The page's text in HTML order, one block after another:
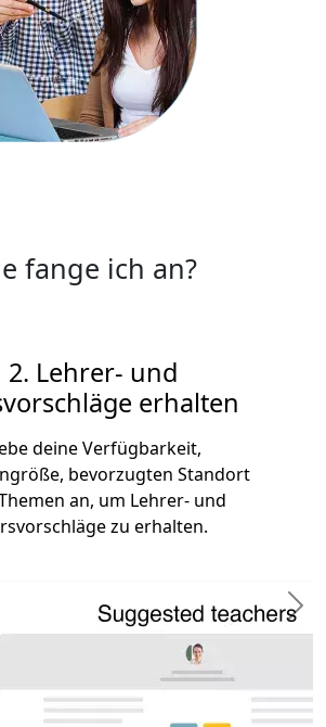
fange ich an?
2. Lehrer- und
erhalten
deine Verfügbarkeit,
bevorzugten Standort
an, um Lehrer- und
zu erhalten.